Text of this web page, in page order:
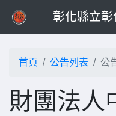
彰化縣立
首頁 公告列表 公
財團法人